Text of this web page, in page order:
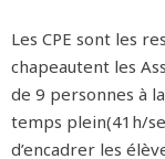
Les CPE sont les
chapeautent les
de 9 personnes à
temps plein(41h/
d’encadrer les